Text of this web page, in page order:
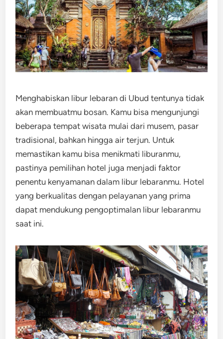
Menghabiskan libur lebaran di Ubud tentunya tidak
akan membuatmu bosan. Kamu bisa mengunjungi
beberapa tempat wisata mulai dari musem, pasar
tradisional, bahkan hingga air terjun. Untuk
memastikan kamu bisa menikmati liburanmu,
pastinya pemilihan hotel juga menjadi faktor
penentu kenyamanan dalam libur lebaranmu. Hotel
yang berkualitas dengan pelayanan yang prima
dapat mendukung pengoptimalan libur lebaranmu
saat ini.